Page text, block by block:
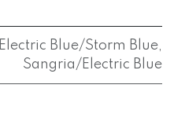
Electric Blue/Storm Blue,
Sangria/Electric Blue